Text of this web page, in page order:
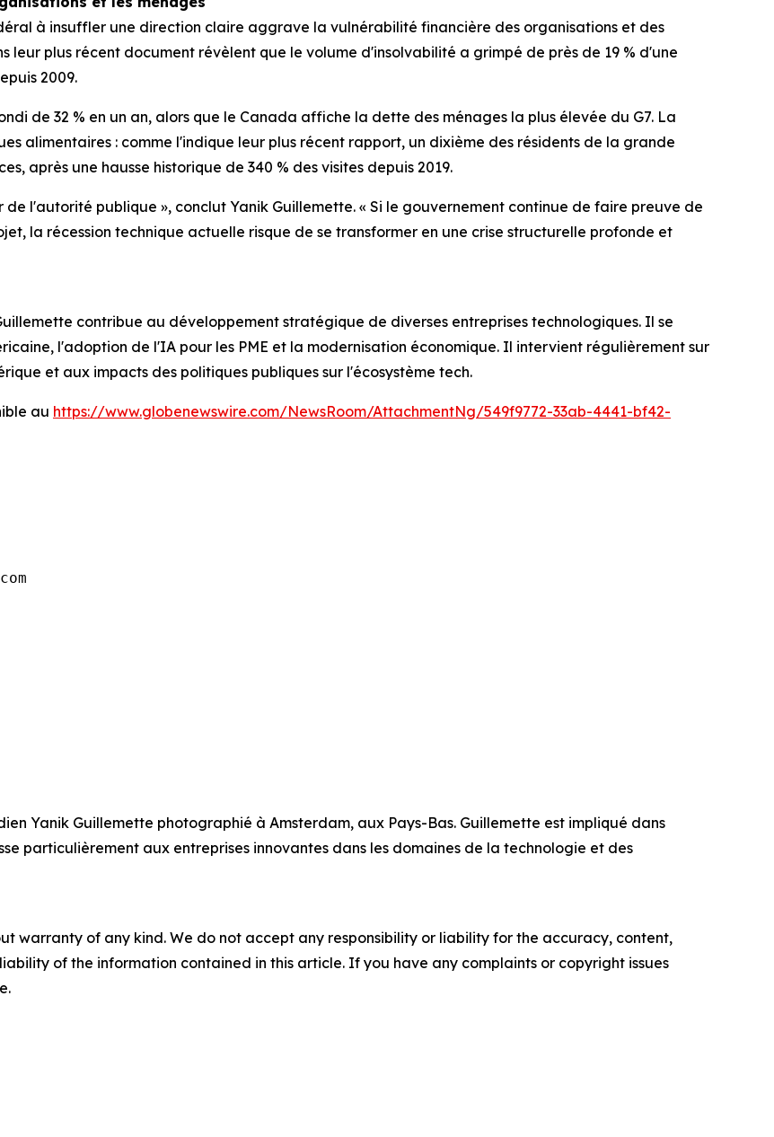
à insuffler une direction claire aggrave la vulnérabilité financière des organisations et des
leur plus récent document révèlent que le volume d'insolvabilité a grimpé de près de 19 % d'une
2009.
de 32 % en un an, alors que le Canada affiche la dette des ménages la plus élevée du G7. La
alimentaires : comme l'indique leur plus récent rapport, un dixième des résidents de la grande
après une hausse historique de 340 % des visites depuis 2019.
de l'autorité publique », conclut Yanik Guillemette. « Si le gouvernement continue de faire preuve de
la récession technique actuelle risque de se transformer en une crise structurelle profonde et
contribue au développement stratégique de diverses entreprises technologiques. Il se
l'adoption de l'IA pour les PME et la modernisation économique. Il intervient régulièrement sur
et aux impacts des politiques publiques sur l'écosystème tech.
au https://www.globenewswire.com/NewsRoom/AttachmentNg/549f9772-33ab-4441-bf42-
Yanik Guillemette photographié à Amsterdam, aux Pays-Bas. Guillemette est impliqué dans
particulièrement aux entreprises innovantes dans les domaines de la technologie et des
warranty of any kind. We do not accept any responsibility or liability for the accuracy, content,
of the information contained in this article. If you have any complaints or copyright issues